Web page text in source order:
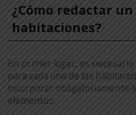
¿Cómo redactar
habitaciones?
En primer lugar, es
para cada una de las
incorporar obligatoriamente
elementos: